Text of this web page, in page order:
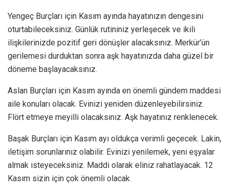
Yengeç Burçları için Kasım ayında hayatınızın dengesini
oturtabileceksiniz. Günlük rutininiz yerleşecek ve ikili
ilişkilerinizde pozitif geri dönüşler alacaksınız. Merkür’ün
gerilemesi durduktan sonra aşk hayatınızda daha güzel bir
döneme başlayacaksınız.
Aslan Burçları için Kasım ayında en önemli gündem maddesi
aile konuları olacak. Evinizi yeniden düzenleyebilirsiniz.
Flört etmeye meyilli olacaksınız. Aşk hayatınız renklenecek.
Başak Burçları için Kasım ayı oldukça verimli geçecek. Lakin,
iletişim sorunlarınız olabilir. Evinizi yenilemek, yeni eşyalar
almak isteyeceksiniz. Maddi olarak eliniz rahatlayacak. 12
Kasım sizin için çok önemli olacak.